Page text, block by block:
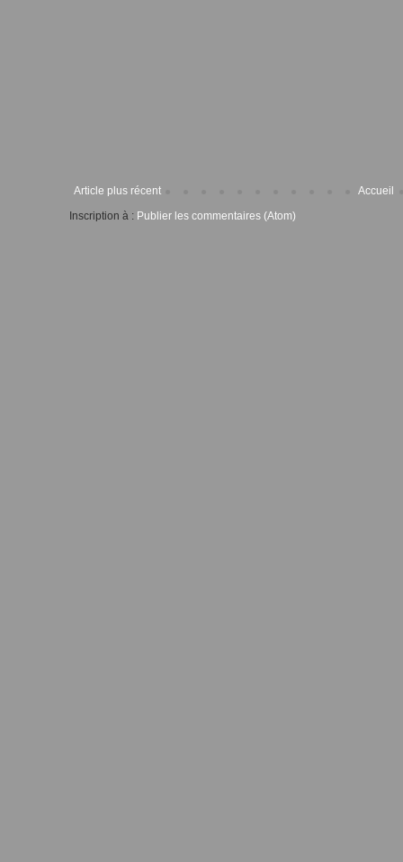
Article plus récent
Accueil
Inscription à : Publier les commentaires (Atom)